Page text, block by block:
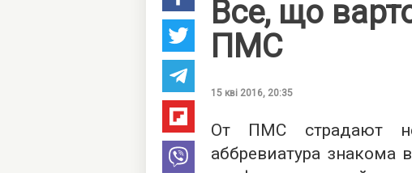
Все, що
ПМС
15 кві 2016, 20:35
От ПМС страдают
аббревиатура знакома